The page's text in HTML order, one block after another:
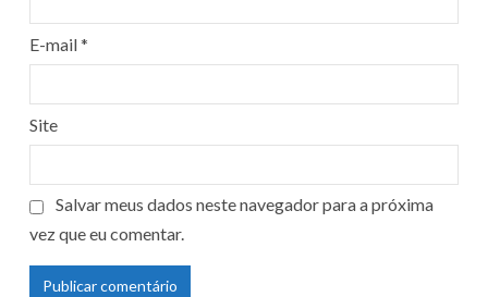
E-mail*
Site
Salvar meus dados neste navegador para a próxima
vez que eu comentar.